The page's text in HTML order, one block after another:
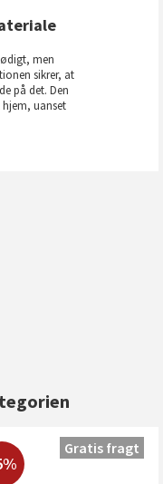
men
sikrer, at
på det. Den
uanset
Gratis fragt